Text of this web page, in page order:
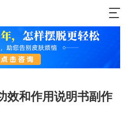
效和作用说明书副作